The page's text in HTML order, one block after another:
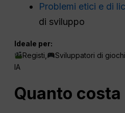
Problemi etici e di
di sviluppo
Ideale per:
Registi,
Sviluppatori di giochi,
IA
Quanto costa